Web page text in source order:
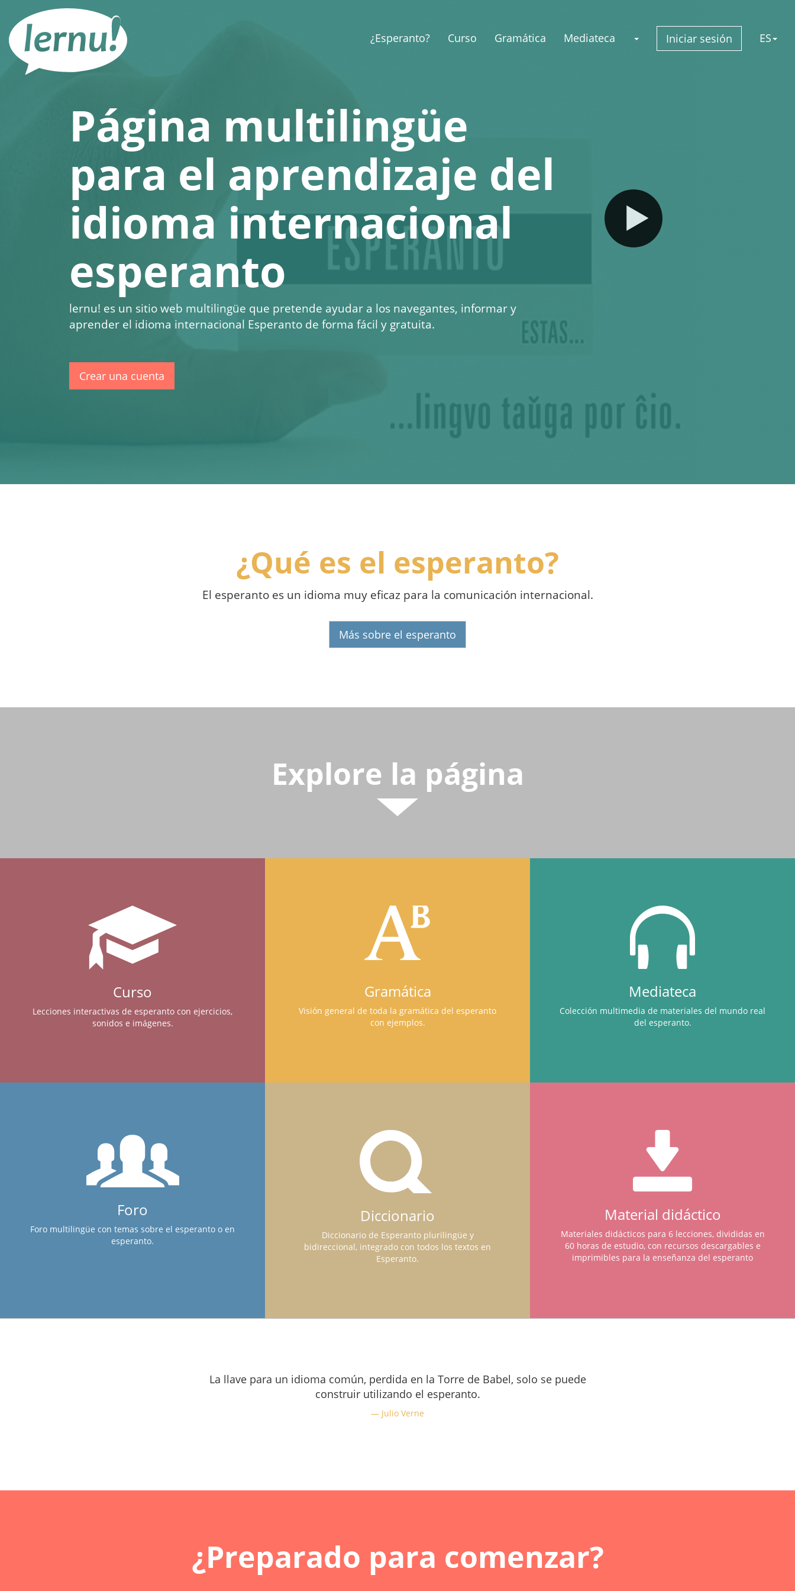
¿Esperanto? Curso Gramática Mediateca Iniciar sesión ES
Página multilingüe
para el aprendizaje del
idioma internacional
esperanto
lernu! es un sitio web multilingüe que pretende ayudar a los navegantes, informar y
aprender el idioma internacional Esperanto de forma fácil y gratuita.
Crear una cuenta
¿Qué es el esperanto?
El esperanto es un idioma muy eficaz para la comunicación internacional.
Más sobre el esperanto
Explore la página
Curso
Lecciones interactivas de esperanto con ejercicios,
sonidos e imágenes.
Gramática
Visión general de toda la gramática del esperanto
con ejemplos.
Mediateca
Colección multimedia de materiales del mundo real
del esperanto.
Foro
Foro multilingüe con temas sobre el esperanto o en
esperanto.
Diccionario
Diccionario de Esperanto plurilingüe y
bidireccional, integrado con todos los textos en
Esperanto.
Material didáctico
Materiales didácticos para 6 lecciones, divididas en
60 horas de estudio, con recursos descargables e
imprimibles para la enseñanza del esperanto
La llave para un idioma común, perdida en la Torre de Babel, solo se puede
construir utilizando el esperanto.
Julio Verne
¿Preparado para comenzar?